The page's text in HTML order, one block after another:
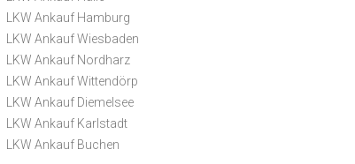
LKW Ankauf Hamburg
LKW Ankauf Wiesbaden
LKW Ankauf Nordharz
LKW Ankauf Wittendörp
LKW Ankauf Diemelsee
LKW Ankauf Karlstadt
LKW Ankauf Buchen